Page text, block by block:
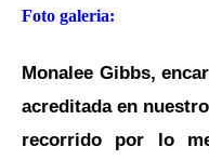
Foto galeria:
Monalee Gibbs,
acreditada en
recorrido por lo